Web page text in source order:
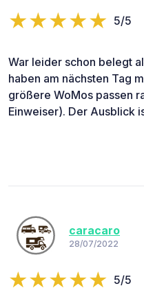
5/5
War leider schon belegt
haben am nächsten Tag
größere WoMos passen
Einweiser). Der Ausblick
caracaro
28/07/2022
5/5